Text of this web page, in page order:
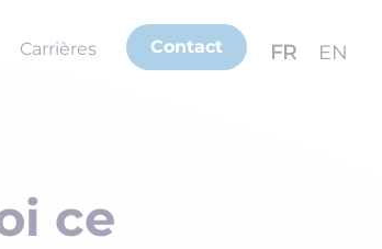
Carrières Contact FR EN
ce